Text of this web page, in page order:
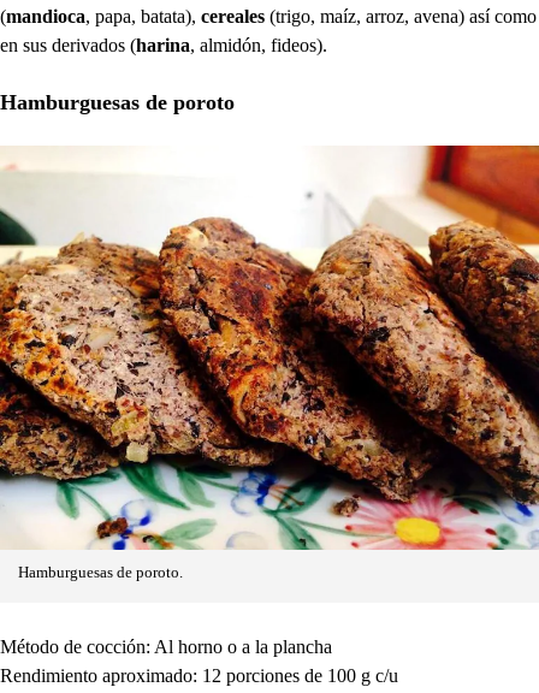
(mandioca, papa, batata), cereales (trigo, maíz, arroz, avena) así como
en sus derivados (harina, almidón, fideos).
Hamburguesas de poroto
Hamburguesas de poroto.
Método de cocción: Al horno o a la plancha
Rendimiento aproximado: 12 porciones de 100 g c/u